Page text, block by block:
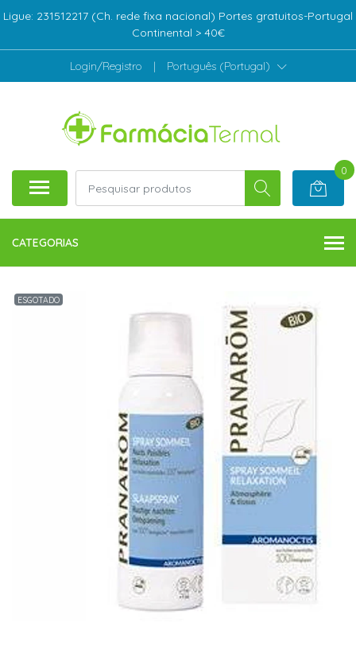
Ligue: 231512217 (Ch. rede fixa nacional) Portes gratuitos-Portugal
Continental > 40€
Login/Registro | Português (Portugal)
0
CATEGORIAS
ESGOTADO